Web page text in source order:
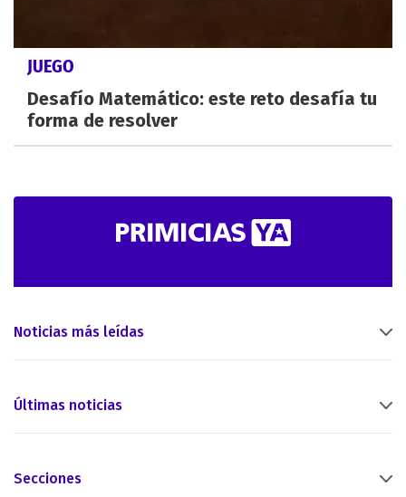
JUEGO
Desafío Matemático: este reto desafía tu
forma de resolver
Noticias más leídas
Últimas noticias
Secciones